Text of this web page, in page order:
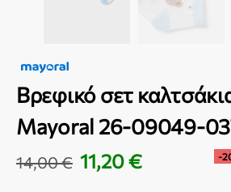
Βρεφικό σετ
Mayoral 26-09049-
14,00€ 11,20€ -